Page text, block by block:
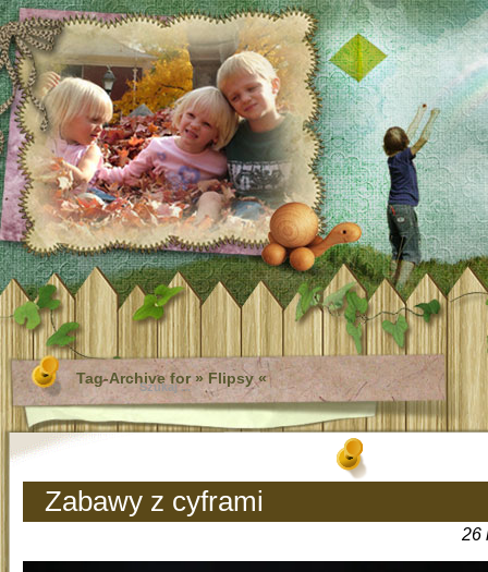
Tag-Archive for » Flipsy «
Zabawy z cyframi
26